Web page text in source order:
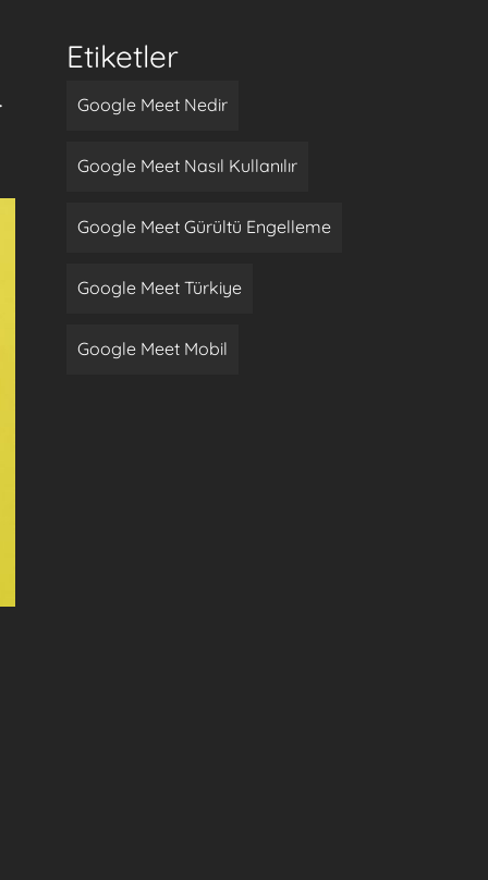
Etiketler
Google Meet Nedir
Google Meet Nasıl Kullanılır
Google Meet Gürültü Engelleme
Google Meet Türkiye
Google Meet Mobil